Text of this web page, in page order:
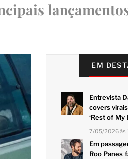
EM
Entrevista
covers
‘Rest of My
7/05/2026 às
Em
Roo Panes